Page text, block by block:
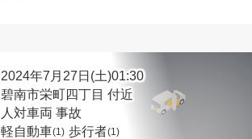
2024年7月27日(土)01:30
碧南市栄町四丁目 付近
人対車両 事故
軽自動車(1) 歩行者(1)